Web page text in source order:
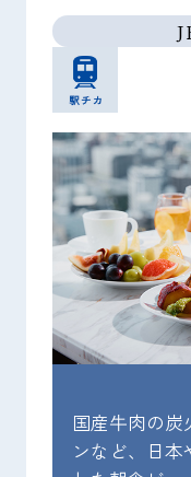
国産牛肉の
ンなど、日